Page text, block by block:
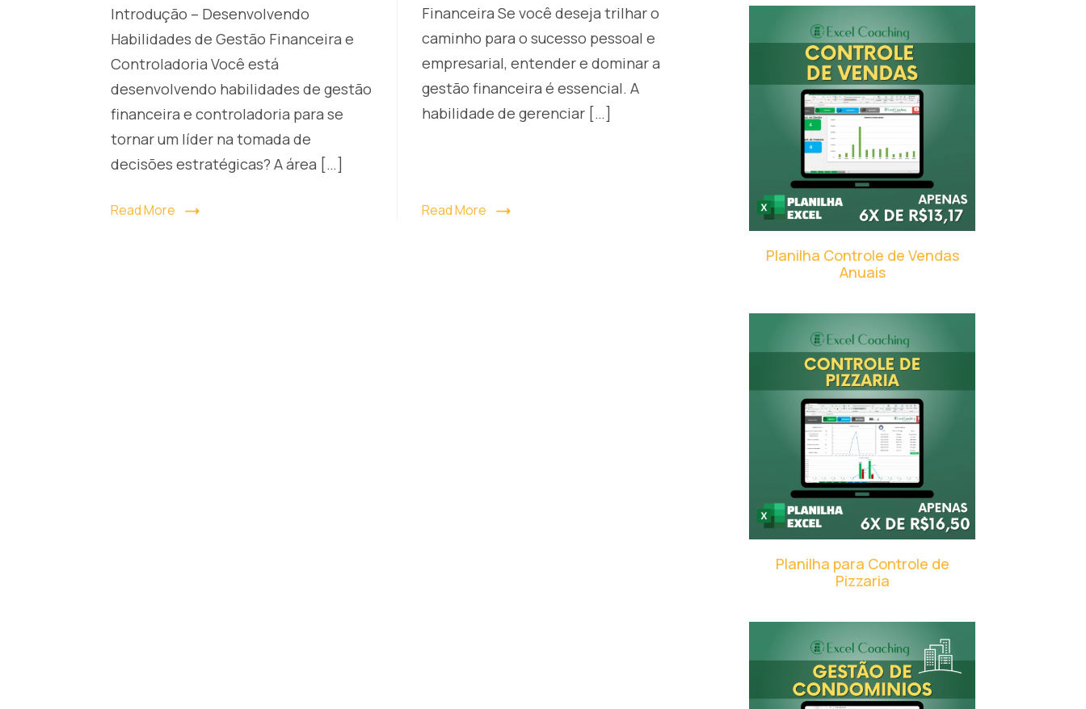
Introdução – Desenvolvendo
Habilidades de Gestão Financeira e
Controladoria Você está
desenvolvendo habilidades de gestão
financeira e controladoria para se
tornar um líder na tomada de
decisões estratégicas? A área […]
Read More
e
empresarial
Financeira Se você deseja trilhar o
caminho para o sucesso pessoal e
empresarial, entender e dominar a
gestão financeira é essencial. A
habilidade de gerenciar […]
Read More
Planilha Controle de Vendas
Anuais
Planilha para Controle de
Pizzaria